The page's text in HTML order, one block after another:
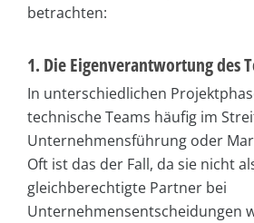
betrachten:
1. Die Eigenverantwortung des
In unterschiedlichen
technische Teams häufig im
Unternehmensführung oder
Oft ist das der Fall, da sie nicht
gleichberechtigte Partner bei
Unternehmensentscheidungen